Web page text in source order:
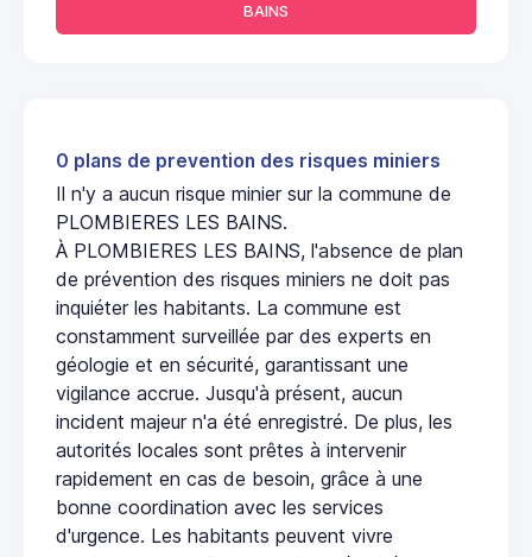
BAINS
0 plans de prevention des risques miniers
Il n'y a aucun risque minier sur la commune de
PLOMBIERES LES BAINS.
À PLOMBIERES LES BAINS, l'absence de plan
de prévention des risques miniers ne doit pas
inquiéter les habitants. La commune est
constamment surveillée par des experts en
géologie et en sécurité, garantissant une
vigilance accrue. Jusqu'à présent, aucun
incident majeur n'a été enregistré. De plus, les
autorités locales sont prêtes à intervenir
rapidement en cas de besoin, grâce à une
bonne coordination avec les services
d'urgence. Les habitants peuvent vivre